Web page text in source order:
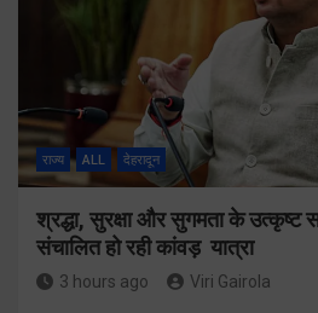
राज्य ALL देहरादून
श्रद्धा, सुरक्षा और सुगमता के
संचालित हो रही कांवड़ यात्रा
3 hours ago Viri Gairola